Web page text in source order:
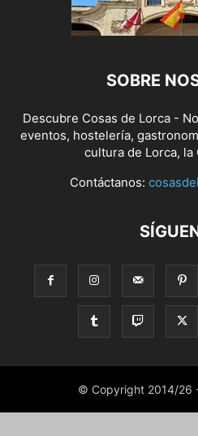
SOBRE
Descubre Cosas de Lorca -
eventos, hostelería,
cultura de Lorca, la
Contáctanos:
© Copyright 2014/26